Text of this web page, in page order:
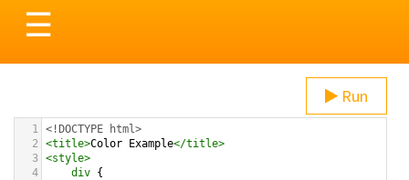
Toggle
navigation
☰
Run
1 <!DOCTYPE html>
2
<title>Color Example</title>
3 <style>
4
div {